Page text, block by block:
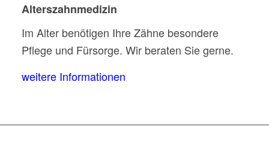
Alterszahnmedizin
Im Alter benötigen Ihre Zähne besondere
Pflege und Fürsorge. Wir beraten Sie gerne.
weitere Informationen